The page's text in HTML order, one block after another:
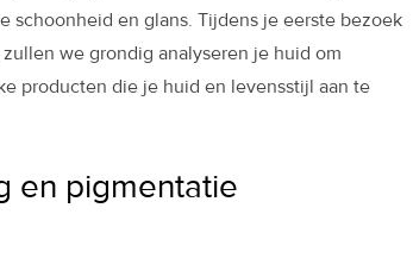
schoonheid en glans. Tijdens je eerste bezoek
we grondig analyseren je huid om
producten die je huid en levensstijl aan te
en pigmentatie